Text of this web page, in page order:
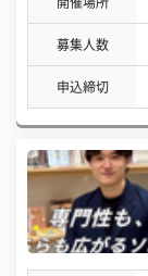
募集人数
申込締切